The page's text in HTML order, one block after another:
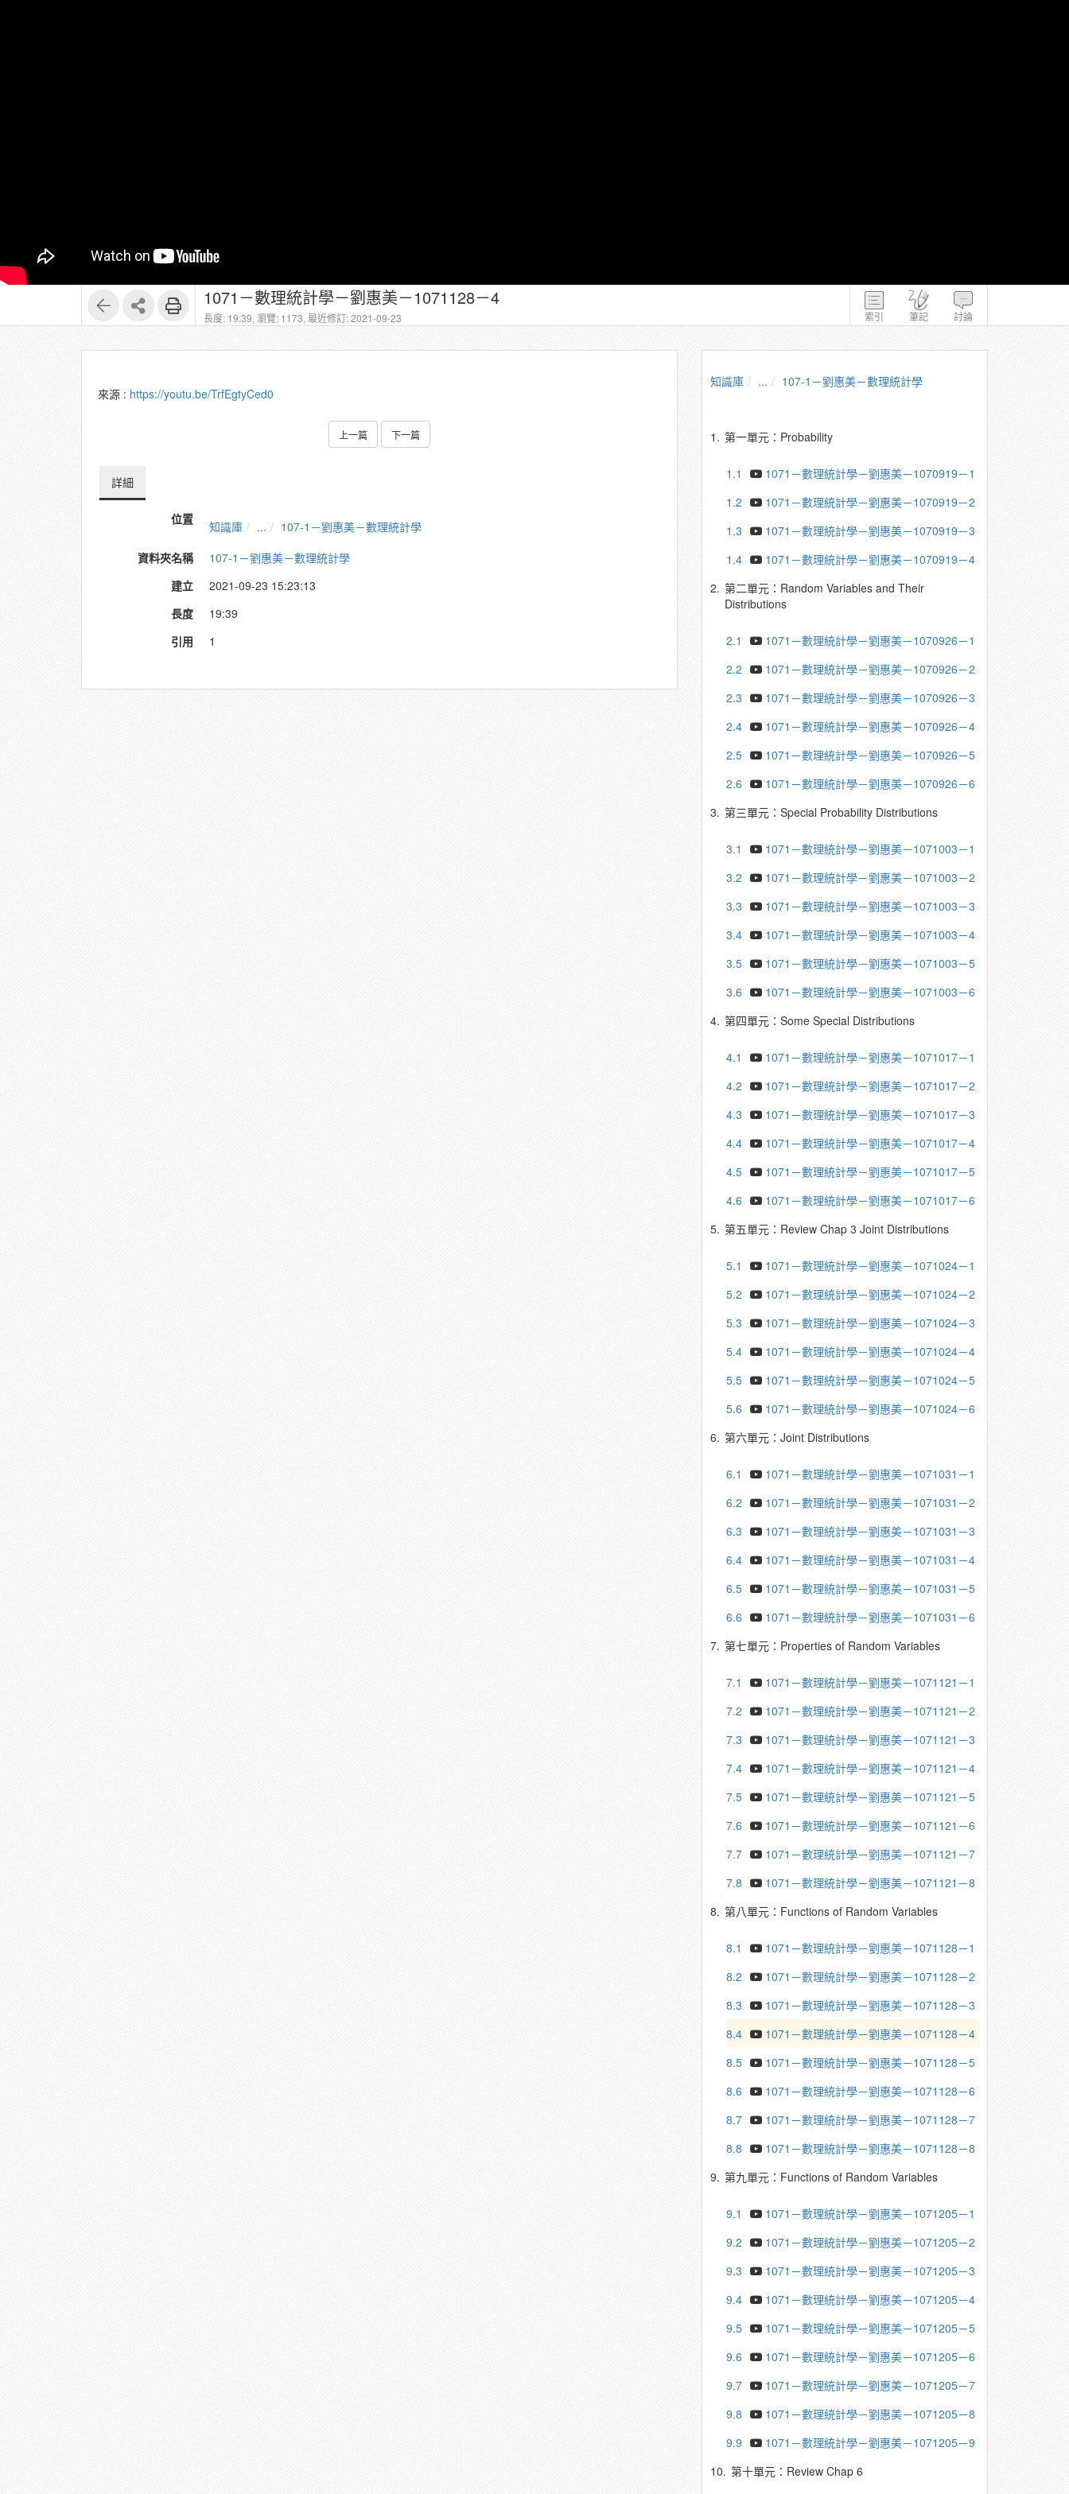
索引 筆記 討論
1071－數理統計學－劉惠美－1071128－4
長度: 19:39, 瀏覽: 1173, 最近修訂: 2021-09-23
來源 : https://youtu.be/TrfEgtyCed0
上一篇 下一篇
詳細
位置 知識庫 ...
107-1－劉惠美－數理統計學
資料夾名稱
107-1－劉惠美－數理統計學
建立
2021-09-23 15:23:13
長度
19:39
引用
1
知識庫 ... 107-1－劉惠美－數理統計學
1. 第一單元：Probability
1.1
1071－數理統計學－劉惠美－1070919－1
1.2
1071－數理統計學－劉惠美－1070919－2
1.3
1071－數理統計學－劉惠美－1070919－3
1.4
1071－數理統計學－劉惠美－1070919－4
2. 第二單元：Random Variables and Their
Distributions
2.1
1071－數理統計學－劉惠美－1070926－1
2.2
1071－數理統計學－劉惠美－1070926－2
2.3
1071－數理統計學－劉惠美－1070926－3
2.4
1071－數理統計學－劉惠美－1070926－4
2.5
1071－數理統計學－劉惠美－1070926－5
2.6
1071－數理統計學－劉惠美－1070926－6
3. 第三單元：Special Probability Distributions
3.1
1071－數理統計學－劉惠美－1071003－1
3.2
1071－數理統計學－劉惠美－1071003－2
3.3
1071－數理統計學－劉惠美－1071003－3
3.4
1071－數理統計學－劉惠美－1071003－4
3.5
1071－數理統計學－劉惠美－1071003－5
3.6
1071－數理統計學－劉惠美－1071003－6
4. 第四單元：Some Special Distributions
4.1
1071－數理統計學－劉惠美－1071017－1
4.2
1071－數理統計學－劉惠美－1071017－2
4.3
1071－數理統計學－劉惠美－1071017－3
4.4
1071－數理統計學－劉惠美－1071017－4
4.5
1071－數理統計學－劉惠美－1071017－5
4.6
1071－數理統計學－劉惠美－1071017－6
5. 第五單元：Review Chap 3 Joint Distributions
5.1
1071－數理統計學－劉惠美－1071024－1
5.2
1071－數理統計學－劉惠美－1071024－2
5.3
1071－數理統計學－劉惠美－1071024－3
5.4
1071－數理統計學－劉惠美－1071024－4
5.5
1071－數理統計學－劉惠美－1071024－5
5.6
1071－數理統計學－劉惠美－1071024－6
6. 第六單元：Joint Distributions
6.1
1071－數理統計學－劉惠美－1071031－1
6.2
1071－數理統計學－劉惠美－1071031－2
6.3
1071－數理統計學－劉惠美－1071031－3
6.4
1071－數理統計學－劉惠美－1071031－4
6.5
1071－數理統計學－劉惠美－1071031－5
6.6
1071－數理統計學－劉惠美－1071031－6
7. 第七單元：Properties of Random Variables
7.1
1071－數理統計學－劉惠美－1071121－1
7.2
1071－數理統計學－劉惠美－1071121－2
7.3
1071－數理統計學－劉惠美－1071121－3
7.4
1071－數理統計學－劉惠美－1071121－4
7.5
1071－數理統計學－劉惠美－1071121－5
7.6
1071－數理統計學－劉惠美－1071121－6
7.7
1071－數理統計學－劉惠美－1071121－7
7.8
1071－數理統計學－劉惠美－1071121－8
8. 第八單元：Functions of Random Variables
8.1
1071－數理統計學－劉惠美－1071128－1
8.2
1071－數理統計學－劉惠美－1071128－2
8.3
1071－數理統計學－劉惠美－1071128－3
8.4
1071－數理統計學－劉惠美－1071128－4
8.5
1071－數理統計學－劉惠美－1071128－5
8.6
1071－數理統計學－劉惠美－1071128－6
8.7
1071－數理統計學－劉惠美－1071128－7
8.8
1071－數理統計學－劉惠美－1071128－8
9. 第九單元：Functions of Random Variables
9.1
1071－數理統計學－劉惠美－1071205－1
9.2
1071－數理統計學－劉惠美－1071205－2
9.3
1071－數理統計學－劉惠美－1071205－3
9.4
1071－數理統計學－劉惠美－1071205－4
9.5
1071－數理統計學－劉惠美－1071205－5
9.6
1071－數理統計學－劉惠美－1071205－6
9.7
1071－數理統計學－劉惠美－1071205－7
9.8
1071－數理統計學－劉惠美－1071205－8
9.9
1071－數理統計學－劉惠美－1071205－9
10. 第十單元：Review Chap 6